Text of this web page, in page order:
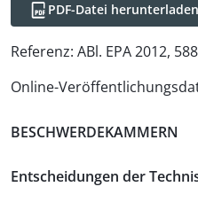
PDF-Datei herunterladen
Referenz: ABl. EPA 2012, 588
Online-
BESCHWERDEKAMMERN
Entscheidungen der